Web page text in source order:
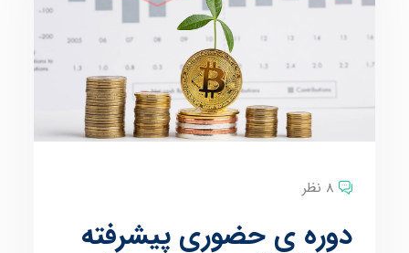
8 نظر
دوره ی حضوری پیشرفته